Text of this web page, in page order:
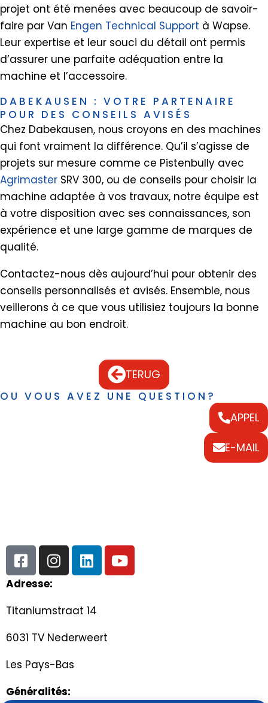
projet ont été menées avec beaucoup de savoir-
faire par Van Engen Technical Support à Wapse.
Leur expertise et leur souci du détail ont permis
d’assurer une parfaite adéquation entre la
machine et l’accessoire.
DABEKAUSEN : VOTRE PARTENAIRE
POUR DES CONSEILS AVISÉS
Chez Dabekausen, nous croyons en des machines
qui font vraiment la différence. Qu’il s’agisse de
projets sur mesure comme ce Pistenbully avec
Agrimaster SRV 300, ou de conseils pour choisir la
machine adaptée à vos travaux, notre équipe est
à votre disposition avec ses connaissances, son
expérience et une large gamme de marques de
qualité.
Contactez-nous dès aujourd’hui pour obtenir des
conseils personnalisés et avisés. Ensemble, nous
veillerons à ce que vous utilisiez toujours la bonne
machine au bon endroit.
TERUG
OU VOUS AVEZ UNE QUESTION?
APPEL
E-MAIL
Adresse:
Titaniumstraat 14
6031 TV Nederweert
Les Pays-Bas
Généralités: